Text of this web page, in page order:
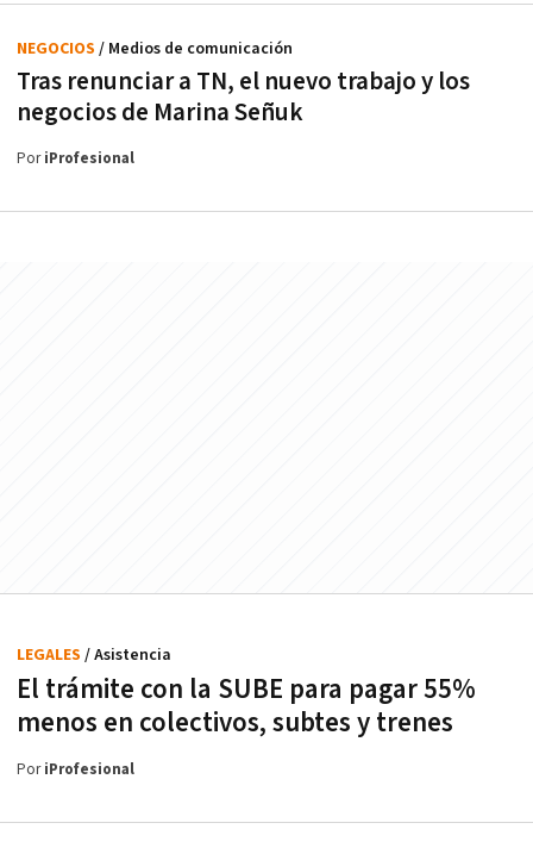
Tras renunciar a TN, el nuevo trabajo y los
negocios de Marina Señuk
NEGOCIOS / Medios de comunicación
PoriProfesional
El trámite con la SUBE para pagar 55%
menos en colectivos, subtes y trenes
LEGALES / Asistencia
PoriProfesional